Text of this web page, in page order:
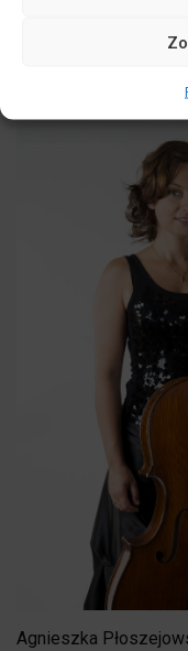
grupę altówek w
Agnieszka